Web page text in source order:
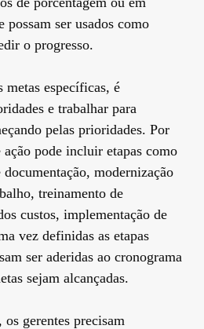
possam ser usados como
o progresso.
metas específicas, é
e trabalhar para
pelas prioridades. Por
pode incluir etapas como
documentação, modernização
treinamento de
custos, implementação de
vez definidas as etapas
ser aderidas ao cronograma
sejam alcançadas.
gerentes precisam